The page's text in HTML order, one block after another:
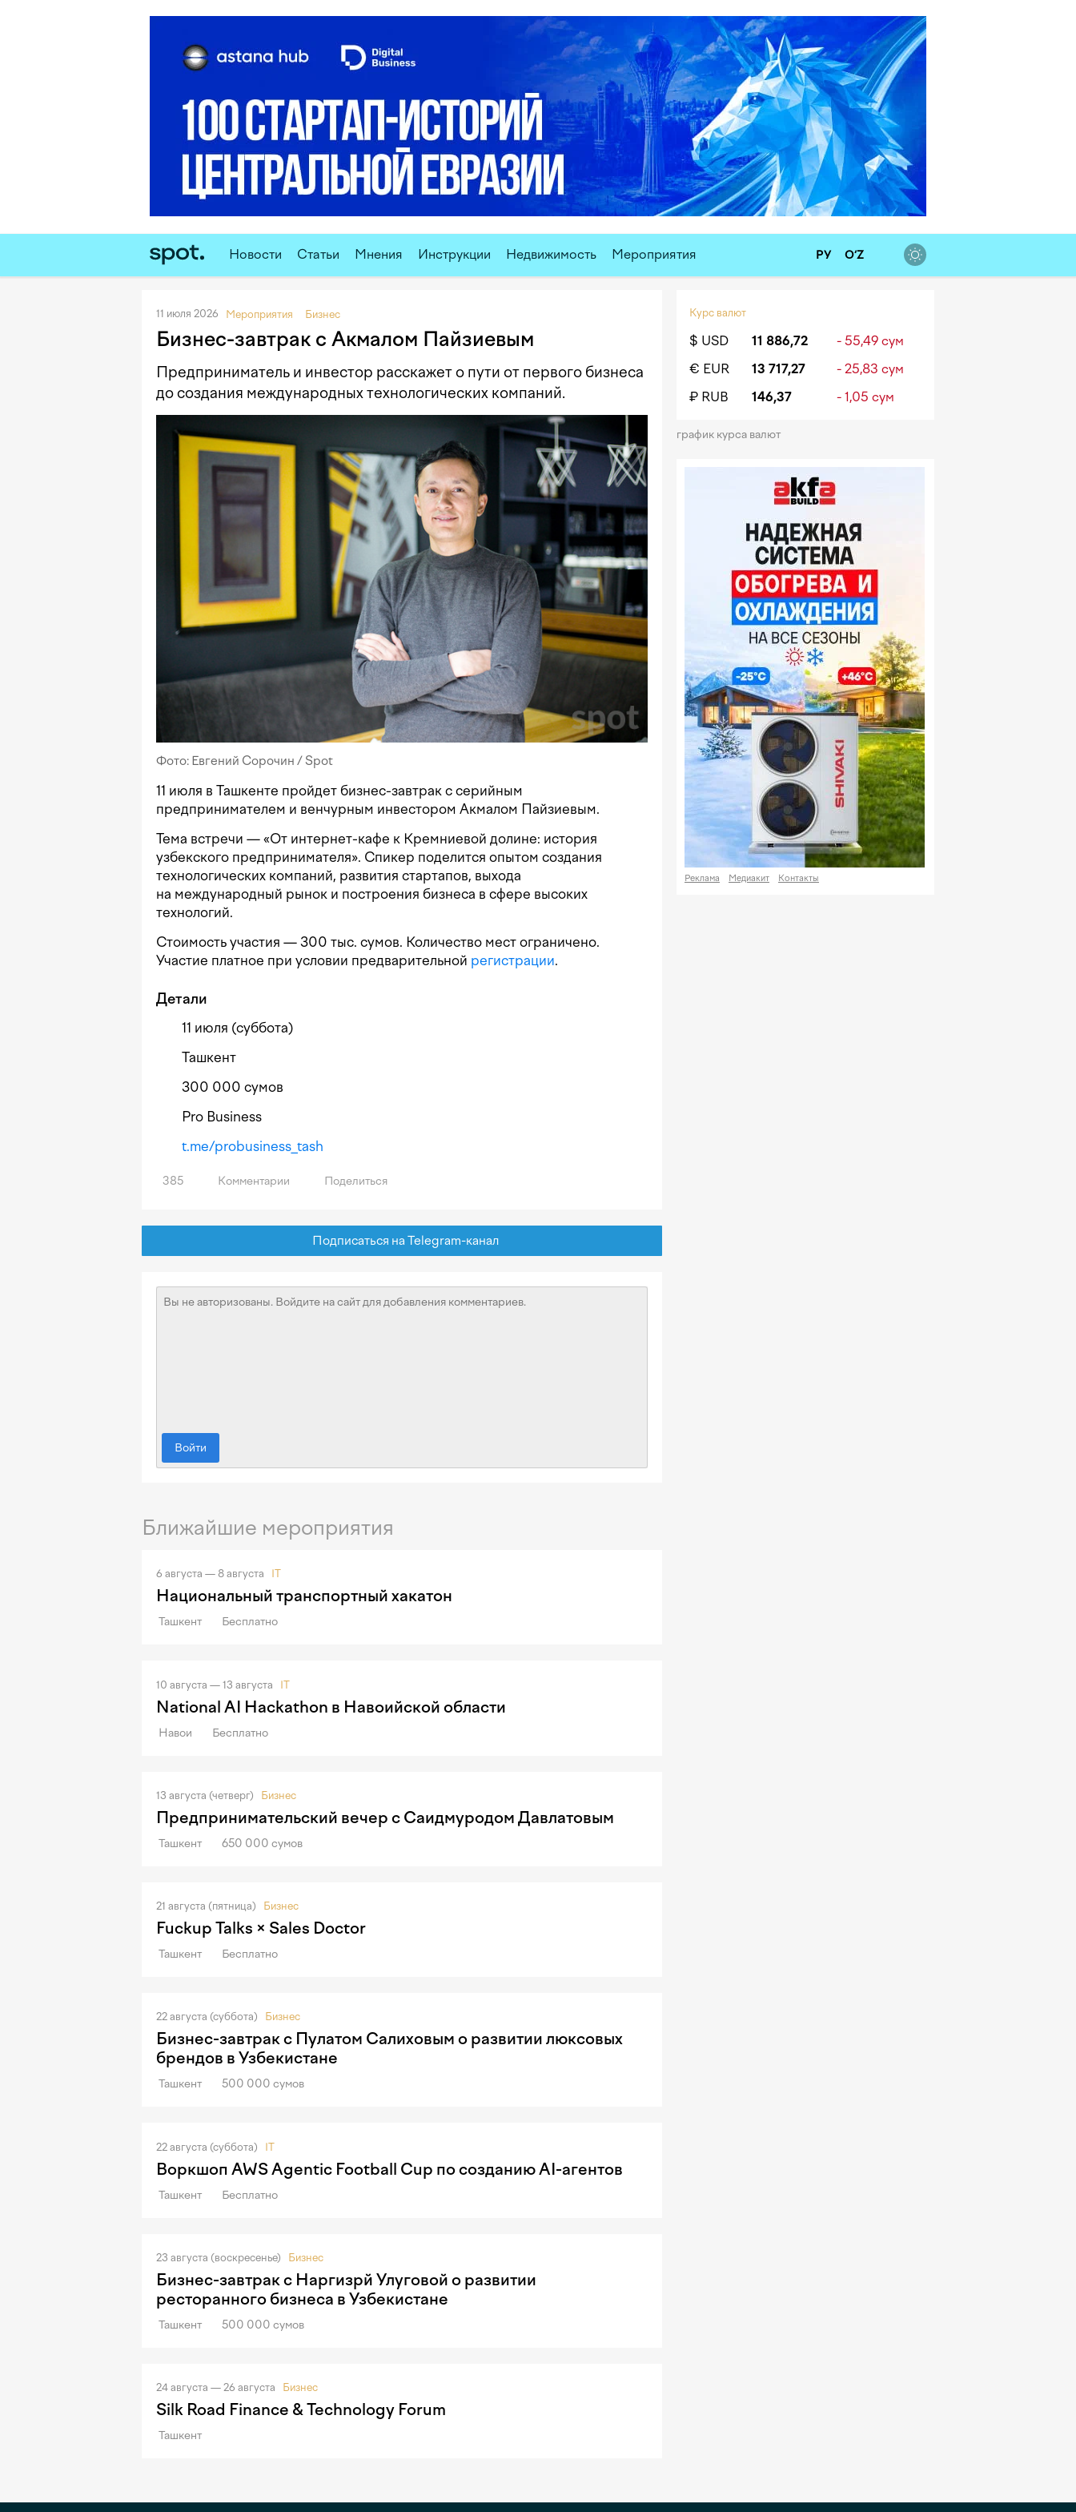
Новости Статьи Мнения Инструкции Недвижимость Мероприятия РУ O‘Z
11 июля 2026 Мероприятия Бизнес
Бизнес-завтрак с Акмалом Пайзиевым
Предприниматель и инвестор расскажет о пути от первого бизнеса
до создания международных технологических компаний.
Фото: Евгений Сорочин / Spot
11 июля в Ташкенте пройдет бизнес-завтрак с серийным
предпринимателем и венчурным инвестором Акмалом Пайзиевым.
Тема встречи — «От интернет-кафе к Кремниевой долине: история
узбекского предпринимателя». Спикер поделится опытом создания
технологических компаний, развития стартапов, выхода
на международный рынок и построения бизнеса в сфере высоких
технологий.
Стоимость участия — 300 тыс. сумов. Количество мест ограничено.
Участие платное при условии предварительной регистрации.
Детали
11 июля (суббота)
Ташкент
300 000 сумов
Pro Business
t.me/probusiness_tash
385 Комментарии Поделиться
Подписаться на Telegram-канал
Войти
Ближайшие мероприятия
6 августа — 8 августа IT
Национальный транспортный хакатон
Ташкент Бесплатно
10 августа — 13 августа IT
National AI Hackathon в Навоийской области
Навои Бесплатно
13 августа (четверг) Бизнес
Предпринимательский вечер с Саидмуродом Давлатовым
Ташкент 650 000 сумов
21 августа (пятница) Бизнес
Fuckup Talks × Sales Doctor
Ташкент Бесплатно
22 августа (суббота) Бизнес
Бизнес-завтрак с Пулатом Салиховым о развитии люксовых
брендов в Узбекистане
Ташкент 500 000 сумов
22 августа (суббота) IT
Воркшоп AWS Agentic Football Cup по созданию AI-агентов
Ташкент Бесплатно
23 августа (воскресенье) Бизнес
Бизнес-завтрак с Наргизрй Улуговой о развитии
ресторанного бизнеса в Узбекистане
Ташкент 500 000 сумов
24 августа — 26 августа Бизнес
Silk Road Finance & Technology Forum
Ташкент
Курс валют
$ USD 11 886,72
- 55,49 сум
€ EUR
13 717,27
- 25,83 сум
₽ RUB
146,37 - 1,05 сум
график курса валют
Реклама Медиакит Контакты